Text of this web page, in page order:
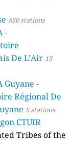
850 stations
-
De L’Air 15
Guyane -
Régional De
5 stations
CTUIR
Tribes of the